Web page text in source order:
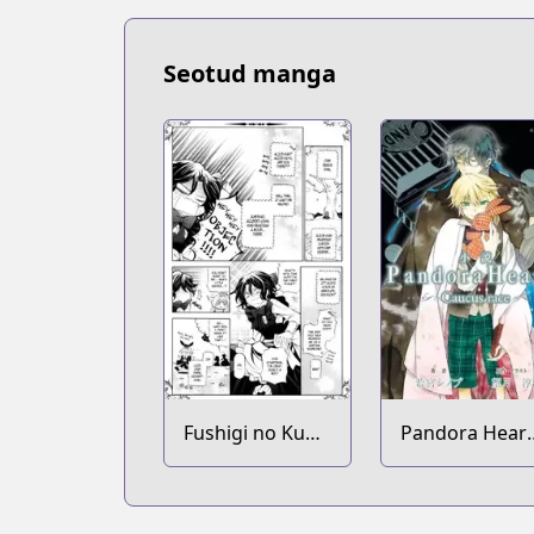
Seotud manga
Fushigi no Kuni
no Gilbert
Pandora
Caucus Race